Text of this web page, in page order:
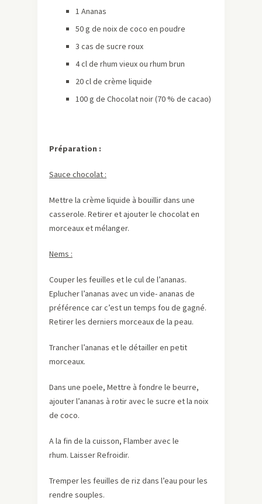
1 Ananas
50 g de noix de coco en poudre
3 cas de sucre roux
4 cl de rhum vieux ou rhum brun
20 cl de crème liquide
100 g de Chocolat noir (70 % de cacao)
Préparation :
Sauce chocolat :
Mettre la crème liquide à bouillir dans une
casserole. Retirer et ajouter le chocolat en
morceaux et mélanger.
Nems :
Couper les feuilles et le cul de l’ananas.
Eplucher l’ananas avec un vide- ananas de
préférence car c’est un temps fou de gagné.
Retirer les derniers morceaux de la peau.
Trancher l’ananas et le détailler en petit
morceaux.
Dans une poele, Mettre à fondre le beurre,
ajouter l’ananas à rotir avec le sucre et la noix
de coco.
A la fin de la cuisson, Flamber avec le
rhum. Laisser Refroidir.
Tremper les feuilles de riz dans l’eau pour les
rendre souples.